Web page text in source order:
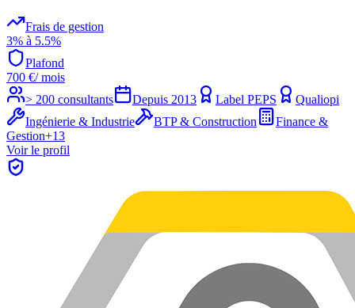
Frais de gestion
3% à 5.5%
Plafond
700 €/ mois
> 200 consultants
Depuis 2013 Label PEPS
Qualiopi
Ingénierie & Industrie
BTP & Construction
Finance &
Gestion+13
Voir le profil